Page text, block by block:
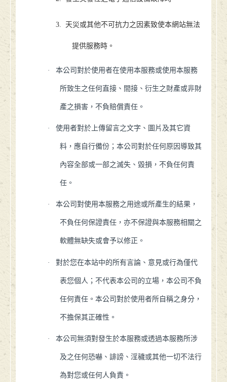
3. 天災或其他不可抗力之因素致使本網站無法
提供服務時。
· 本公司對於使用者在使用本服務或使用本服務
所致生之任何直接、間接、衍生之財產或非財
產之損害，不負賠償責任。
· 使用者對於上傳留言之文字、圖片及其它資
料，應自行備份；本公司對於任何原因導致其
內容全部或一部之滅失、毀損，不負任何責
任。
· 本公司對使用本服務之用途或所產生的結果，
不負任何保證責任，亦不保證與本服務相關之
軟體無缺失或會予以修正。
· 對於您在本站中的所有言論、意見或行為僅代
表您個人；不代表本公司的立場，本公司不負
任何責任。本公司對於使用者所自稱之身分，
不擔保其正確性。
· 本公司無須對發生於本服務或透過本服務所涉
及之任何恐嚇、誹謗、淫穢或其他一切不法行
為對您或任何人負責。